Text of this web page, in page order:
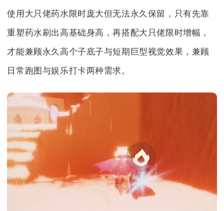
使用大只佬药水限时庞大但无法永久保留，只有先靠
重塑药水刷出高基础身高，再搭配大只佬限时增幅，
才能兼顾永久高个子底子与短期巨型视觉效果，兼顾
日常跑图与娱乐打卡两种需求。